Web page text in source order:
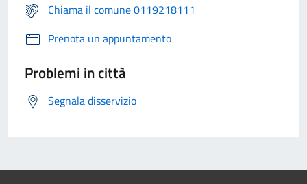
Chiama il comune 0119218111
Prenota un appuntamento
Problemi in città
Segnala disservizio